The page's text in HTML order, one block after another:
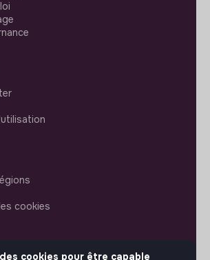
cookies
cookies pour être capable